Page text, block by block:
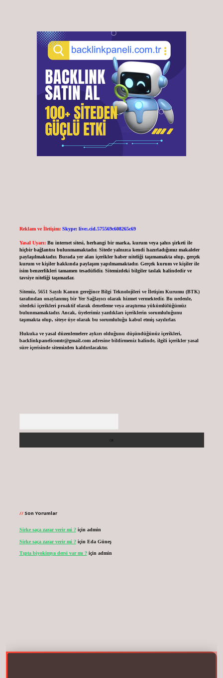
Reklam ve İletişim: Skype: live:.cid.575569c608265c69
Yasal Uyarı: Bu internet sitesi, herhangi bir marka, kurum veya şahıs şirketi ile
hiçbir bağlantısı bulunmamaktadır. Sitede yalnızca kendi hazırladığımız makaleler
paylaşılmaktadır. Burada yer alan içerikler haber niteliği taşımamakta olup, gerçek
kurum ve kişiler hakkında paylaşım yapılmamaktadır. Gerçek kurum ve kişiler ile
isim benzerlikleri tamamen tesadüfidir. Sitemizdeki bilgiler taslak halindedir ve
tavsiye niteliği taşımazlar.
Sitemiz, 5651 Sayılı Kanun gereğince Bilgi Teknolojileri ve İletişim Kurumu (BTK)
tarafından onaylanmış bir Yer Sağlayıcı olarak hizmet vermektedir. Bu nedenle,
sitedeki içerikleri proaktif olarak denetleme veya araştırma yükümlülüğümüz
bulunmamaktadır. Ancak, üyelerimiz yazdıkları içeriklerin sorumluluğunu
taşımakta olup, siteye üye olarak bu sorumluluğu kabul etmiş sayılırlar.
Hukuka ve yasal düzenlemelere aykırı olduğunu düşündüğünüz içerikleri,
backlinkpanelicomtr@gmail.comadresine bildirmeniz halinde, ilgili içerikler yasal
süre içerisinde sitemizden kaldırılacaktır.
Son Yorumlar
Sirke saça zarar verir mi ?için admin
Sirke saça zarar verir mi ?için Eda Güneş
Tıpta biyokimya dersi var mı ?için admin